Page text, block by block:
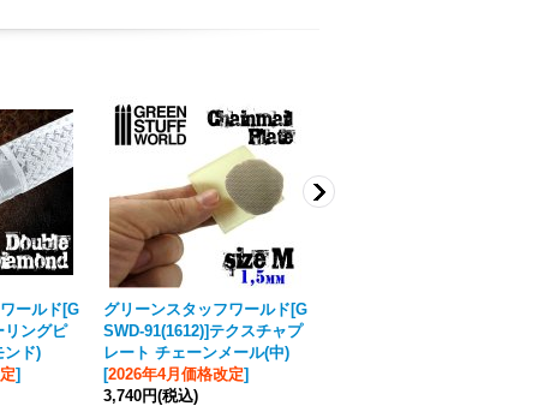
ールド[G
リングピ
ンド)
]
グリーンスタッフワールド[G
SWD-91(1612)]テクスチャプ
レート チェーンメール(中)
[2026年4月価格改定]
3,740円(税込)